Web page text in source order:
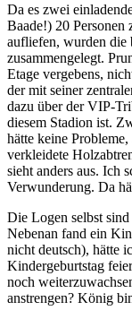
Da es zwei
Baade!) 20 Personen
aufliefen, wurden die
zusammengelegt.
Etage vergebens,
der mit seiner
dazu über der VIP-
diesem Stadion ist.
hätte keine
verkleidete
sieht anders aus. Ich
Verwunderung. Da
Die Logen selbst
Nebenan fand ein
nicht deutsch), hätte
Kindergeburtstag
noch
anstrengen? König